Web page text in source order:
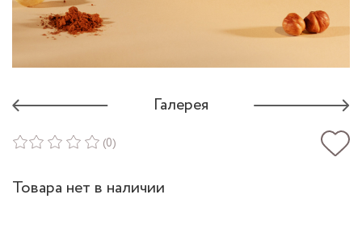
Галерея
(0)
Товара нет в наличии